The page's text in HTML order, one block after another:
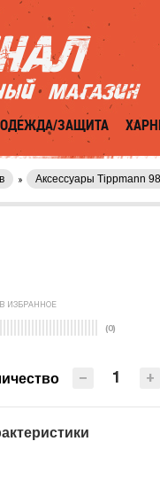
ОДЕЖДА/ЗАЩИТА
Аксессуары Tippmann 98
В ИЗБРАННОЕ
(0)
+
−